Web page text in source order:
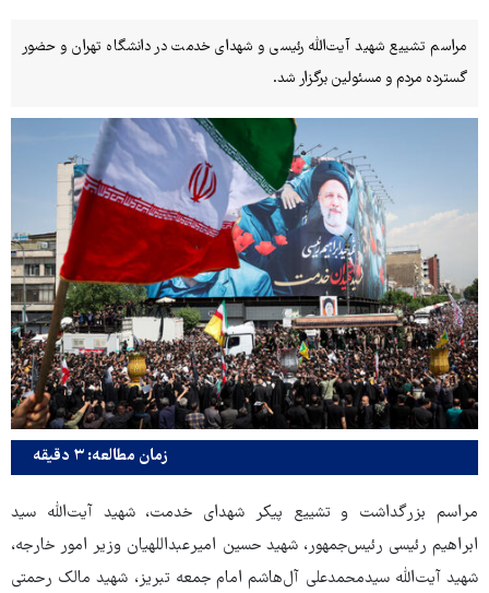
مراسم تشییع شهید آیت‌الله رئیسی و شهدای خدمت در دانشگاه تهران و حضور
گسترده مردم و مسئولین برگزار شد.
زمان مطالعه: ۳ دقیقه
مراسم بزرگداشت و تشییع پیکر شهدای خدمت، شهید آیت‌الله سید
ابراهیم رئیسی رئیس‌جمهور، شهید حسین امیرعبداللهیان وزیر امور خارجه،
شهید آیت‌الله سیدمحمدعلی آل‌هاشم امام جمعه تبریز، شهید مالک رحمتی